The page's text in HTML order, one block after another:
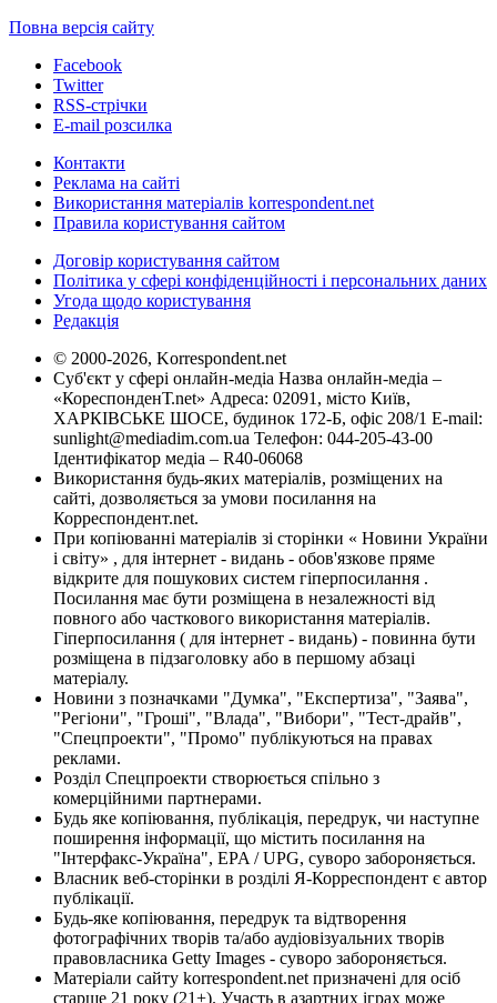
Повна версія сайту
Facebook
Twitter
RSS-стрічки
E-mail розсилка
Контакти
Реклама на сайті
Використання матеріалів korrespondent.net
Правила користування сайтом
Договір користування сайтом
Політика у сфері конфіденційності і персональних даних
Угода щодо користування
Редакція
© 2000-2026, Korrespondent.net
Суб'єкт у сфері онлайн-медіа Назва онлайн-медіа –
«КореспонденТ.net» Адреса: 02091, місто Київ,
ХАРКІВСЬКЕ ШОСЕ, будинок 172-Б, офіс 208/1 E-mail:
sunlight@mediadim.com.ua Телефон: 044-205-43-00
Ідентифікатор медіа – R40-06068
Використання будь-яких матеріалів, розміщених на
сайті, дозволяється за умови посилання на
Корреспондент.net.
При копіюванні матеріалів зі сторінки « Новини України
і світу» , для інтернет - видань - обов'язкове пряме
відкрите для пошукових систем гіперпосилання .
Посилання має бути розміщена в незалежності від
повного або часткового використання матеріалів.
Гіперпосилання ( для інтернет - видань) - повинна бути
розміщена в підзаголовку або в першому абзаці
матеріалу.
Новини з позначками "Думка", "Експертиза", "Заява",
"Регіони", "Гроші", "Влада", "Вибори", "Тест-драйв",
"Спецпроекти", "Промо" публікуються на правах
реклами.
Розділ Спецпроекти створюється спільно з
комерційними партнерами.
Будь яке копіювання, публікація, передрук, чи наступне
поширення інформації, що містить посилання на
"Інтерфакс-Україна", EPA / UPG, суворо забороняється.
Власник веб-сторінки в розділі Я-Корреспондент є автор
публікації.
Будь-яке копіювання, передрук та відтворення
фотографічних творів та/або аудіовізуальних творів
правовласника Getty Images - суворо забороняється.
Матеріали сайту korrespondent.net призначені для осіб
старше 21 року (21+). Участь в азартних іграх може